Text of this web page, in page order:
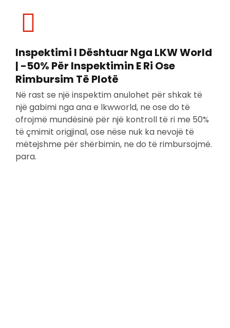
Inspektimi I Dështuar Nga LKW World
| -50% Për Inspektimin E Ri Ose
Rimbursim Të Plotë
Në rast se një inspektim anulohet për shkak të
një gabimi nga ana e lkwworld, ne ose do të
ofrojmë mundësinë për një kontroll të ri me 50%
të çmimit origjinal, ose nëse nuk ka nevojë të
mëtejshme për shërbimin, ne do të rimbursojmë.
para.